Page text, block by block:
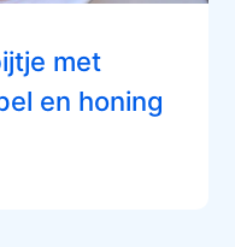
met
en honing